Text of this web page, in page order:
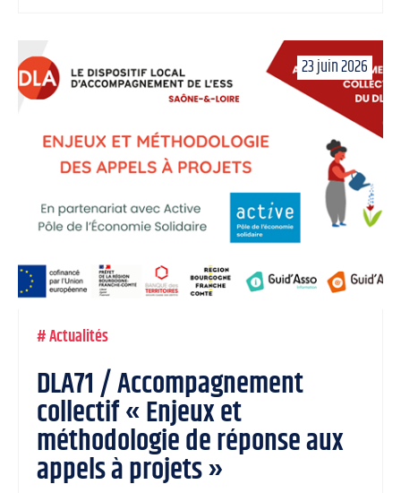
23 juin 2026
#Actualités
DLA71 / Accompagnement
collectif « Enjeux et
méthodologie de réponse aux
appels à projets »